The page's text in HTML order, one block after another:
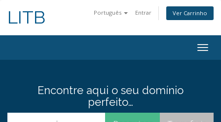
Português Entrar Ver Carrinho
LITB
Encontre aqui o seu domínio
perfeito…